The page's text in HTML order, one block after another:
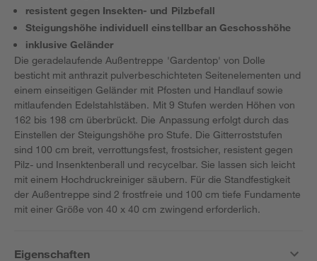
resistent gegen Insekten- und Pilzbefall
Steigungshöhe individuell einstellbar an Geschosshöhe
inklusive Geländer
Die geradelaufende Außentreppe 'Gardentop' von Dolle
besticht mit anthrazit pulverbeschichteten Seitenelementen und
einem einseitigen Geländer mit Pfosten und Handlauf sowie
mitlaufenden Edelstahlstäben. Mit 9 Stufen werden Höhen von
162 bis 198 cm überbrückt. Die Anpassung erfolgt durch das
Einstellen der Steigungshöhe pro Stufe. Die Gitterroststufen
sind 100 cm breit, verrottungsfest, frostsicher, resistent gegen
Pilz- und Insenktenberall und recycelbar. Sie lassen sich leicht
mit einem Hochdruckreiniger säubern. Für die Standfestigkeit
der Außentreppe sind 2 frostfreie und 100 cm tiefe Fundamente
mit einer Größe von 40 x 40 cm zwingend erforderlich.
Eigenschaften